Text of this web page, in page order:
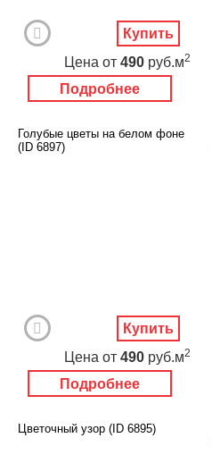
Подробнее
Цена от 490 руб.м2
Купить
Голубые цветы на белом фоне
(ID 6897)
Подробнее
Цена от 490 руб.м2
Купить
Цветочный узор (ID 6895)